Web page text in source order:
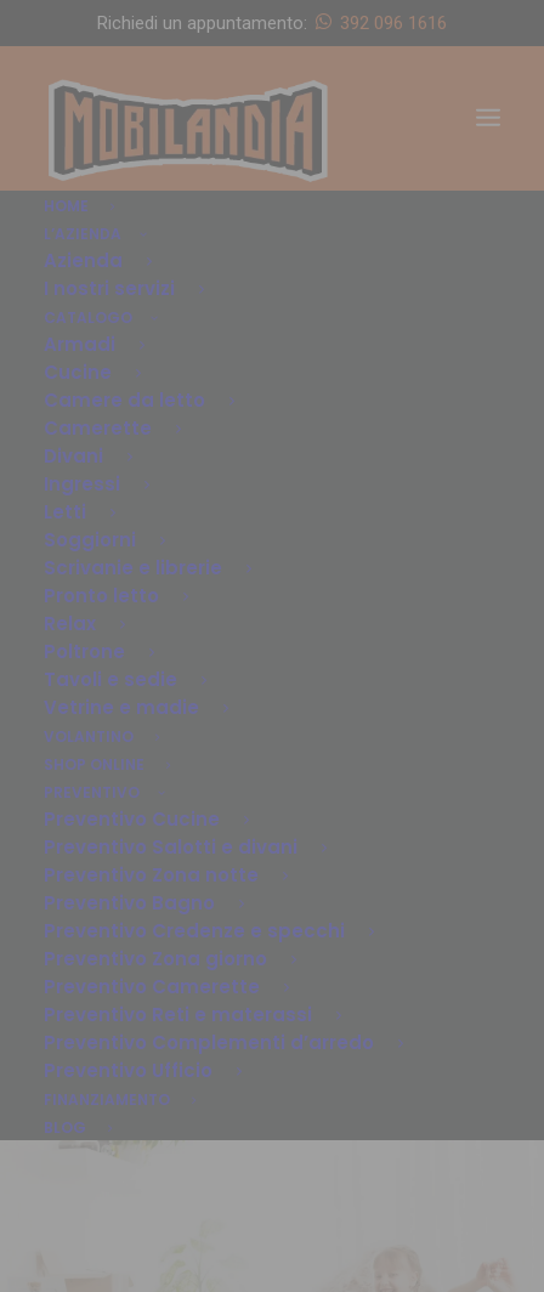
Richiedi un appuntamento: 392 096 1616
HOME
L’AZIENDA
Azienda
I nostri servizi
CATALOGO
Armadi
Cucine
Camere da letto
Camerette
Divani
Ingressi
Letti
Soggiorni
Scrivanie e librerie
Pronto letto
Relax
Poltrone
Tavoli e sedie
Vetrine e madie
VOLANTINO
SHOP ONLINE
PREVENTIVO
Preventivo Cucine
Preventivo Salotti e divani
Preventivo Zona notte
Preventivo Bagno
Preventivo Credenze e specchi
Preventivo Zona giorno
Preventivo Camerette
Preventivo Reti e materassi
Preventivo Complementi d’arredo
Preventivo Ufficio
FINANZIAMENTO
BLOG